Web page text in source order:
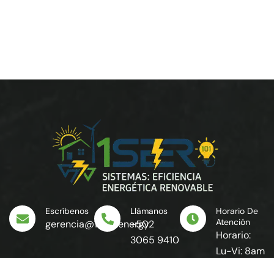
Escríbenos
gerencia@1seer.energy
Llámanos
+502
3065 9410
Horario De
Atención
Horario:
Lu-Vi: 8am